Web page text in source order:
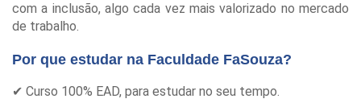
com a inclusão, algo cada vez mais valorizado no mercado
de trabalho.
Por que estudar na Faculdade FaSouza?
✔ Curso 100% EAD, para estudar no seu tempo.